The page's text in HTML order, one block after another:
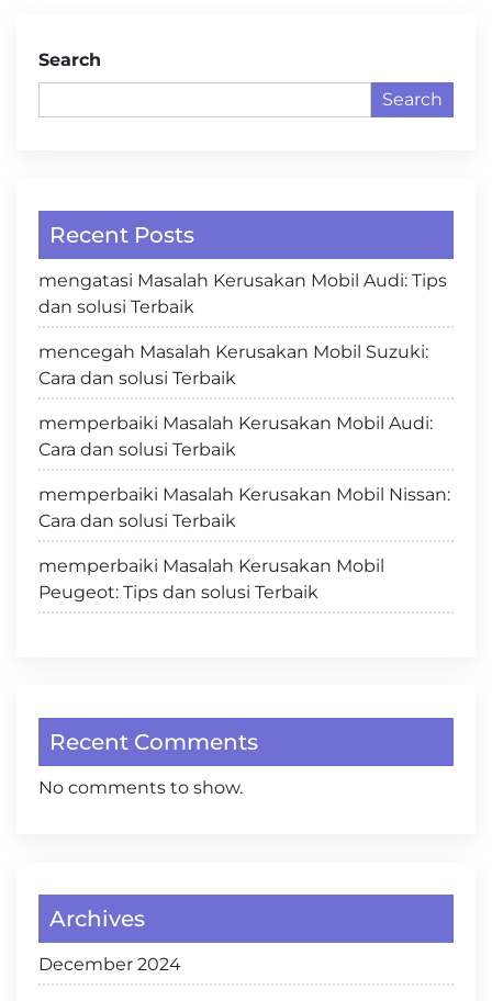
Search
Search
Recent Posts
mengatasi Masalah Kerusakan Mobil Audi: Tips
dan solusi Terbaik
mencegah Masalah Kerusakan Mobil Suzuki:
Cara dan solusi Terbaik
memperbaiki Masalah Kerusakan Mobil Audi:
Cara dan solusi Terbaik
memperbaiki Masalah Kerusakan Mobil Nissan:
Cara dan solusi Terbaik
memperbaiki Masalah Kerusakan Mobil
Peugeot: Tips dan solusi Terbaik
Recent Comments
No comments to show.
Archives
December 2024